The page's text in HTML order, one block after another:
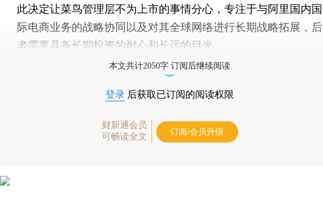
此决定让菜鸟管理层不为上市的事情分心，专注于与阿里国内国
际电商业务的战略协同以及对其全球网络进行长期战略拓展，后
者需要具备长期投资的耐心和长远的目光。
本文共计2050字 订阅后继续阅读
登录 后获取已订阅的阅读权限
财新通会员
可畅读全文
订阅/会员升级